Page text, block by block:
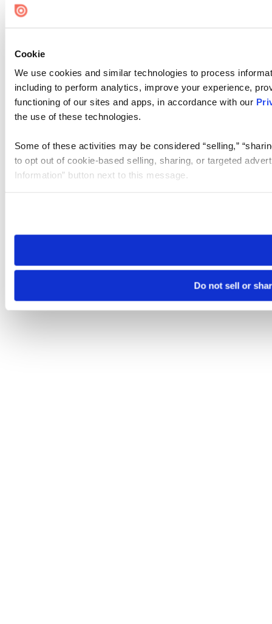
Cookie
We use cookies and similar technologies to process
including to perform analytics, improve your experience,
functioning of our sites and apps, in accordance with our
the use of these technologies.
Some of these activities may be considered “selling,”
to opt out of cookie-based selling, sharing, or targeted
Information” button next to this message.
need to be set again.
Do not sell or